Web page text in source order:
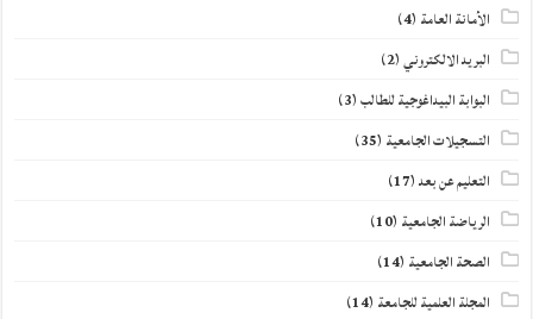
الأمانة العامة (4)
البريد الالكتروني(2)
البوابة البيداغوجية للطالب(3)
التسجيلات الجامعية (35)
التعليم عن بعد(17)
الرياضة الجامعية (10)
الصحة الجامعية (14)
المجلة العلمية للجامعة (14)